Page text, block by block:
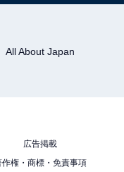
All About Japan
広告掲載
作権・商標・免責事項